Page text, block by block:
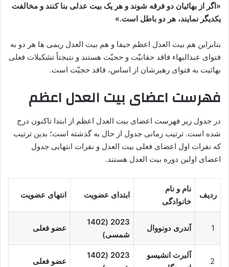
«اگر از بهائیان دو فرقه شوند و هر یک بیت عدلی بنا کنند و مخالفت
یکدیگر نمایند، هر دو باطل است.»
بنابراین هم بیت العدل اعظم حیفا و هم بیت العدل ریمی ها هر دو به
فتوای عبدالبهاء فاقد حقانیّت و حجیّت هستند و نتیجتاً تشکیلات فعلی
بهائیت به فتوای رهبرشان از اساس، فاقد حجیّت است.
فهرست اعضای بیت العدل اعظم
در جدول زیر فهرست اعضای بیت العدل اعظم از ابتدا تاکنون درج
شده است. ترتیب زمانی جدول از حال به گذشته است؛ بدین ترتیب
که نفرات اول اعضای فعلی بیت العدل و نفرات انتهایی جدول
اعضای اولین دوره بیت العدل هستند.
ردیف
نام و نام
خانوادگی
ابتدای عضویت انتهای عضویت
1 آندری دونووال
2023 (1402
شمسی)
عضو فعلی
2
آلبرت انشیسو
2023 (1402
عضو فعلی